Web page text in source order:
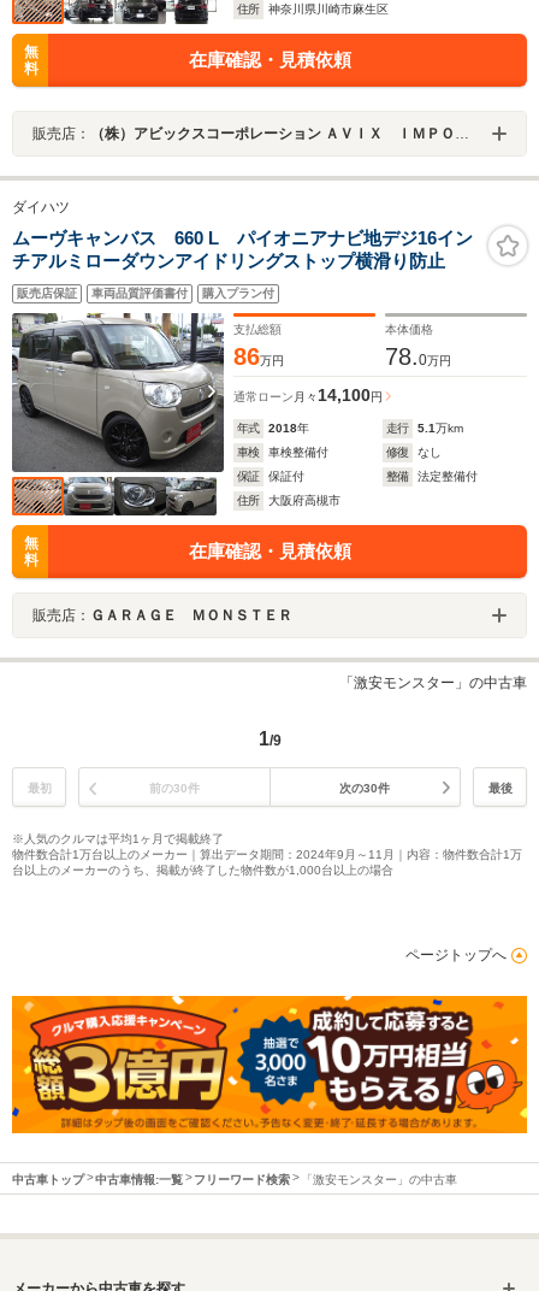
住所
神奈川県川崎市麻生区
無
料
在庫確認・見積依頼
販売店： （株）アビックスコーポレーション ＡＶＩＸ ＩＭＰＯＲＴ 多摩若葉台店
ダイハツ
ムーヴキャンバス 660 L パイオニアナビ地デジ16イン
チアルミローダウンアイドリングストップ横滑り防止
販売店保証 車両品質評価書付 購入プラン付
支払総額
86万円
本体価格
78.0万円
通常ローン 月々 14,100円
年式 2018年 走行 5.1万km
車検
車検整備付 修復
なし
保証
保証付 整備
法定整備付
住所
大阪府高槻市
無
料
在庫確認・見積依頼
販売店： ＧＡＲＡＧＥ ＭＯＮＳＴＥＲ
「激安モンスター」の中古車
1/9
最初 前の30件 次の30件 最後
※人気のクルマは平均1ヶ月で掲載終了
物件数合計1万台以上のメーカー｜算出データ期間：2024年9月～11月｜内容：物件数合計1万
台以上のメーカーのうち、掲載が終了した物件数が1,000台以上の場合
ページトップへ
中古車トップ 中古車情報:一覧 フリーワード検索 「激安モンスター」の中古車